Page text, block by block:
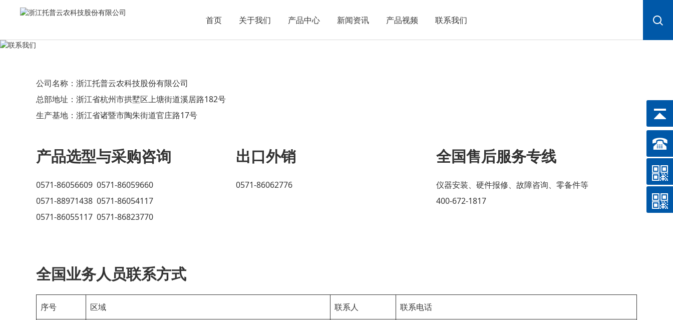
首页 关于我们 产品中心 新闻资讯 产品视频 联系我们
公司名称：浙江托普云农科技股份有限公司
总部地址：浙江省杭州市拱墅区上塘街道溪居路182号
生产基地：浙江省诸暨市陶朱街道官庄路17号
产品选型与采购咨询
0571-86056609 0571-86059660
0571-88971438 0571-86054117
0571-86055117 0571-86823770
出口外销
0571-86062776
全国售后服务专线
仪器安装、硬件报修、故障咨询、零备件等
400-672-1817
全国业务人员联系方式
序号 区域 联系人 联系电话